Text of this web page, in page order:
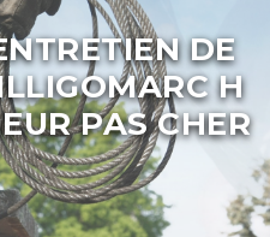
DE
H
PAS CHER